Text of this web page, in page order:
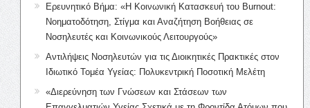
Ερευνητικό Βήμα: «Η Κοινωνική Κατασκευή του Burnout:
Νοηματοδότηση, Στίγμα και Αναζήτηση Βοήθειας σε
Νοσηλευτές και Κοινωνικούς Λειτουργούς»
Αντιλήψεις Νοσηλευτών για τις Διοικητικές Πρακτικές στον
Ιδιωτικό Τομέα Υγείας: Πολυκεντρική Ποσοτική Μελέτη
«Διερεύνηση των Γνώσεων και Στάσεων των